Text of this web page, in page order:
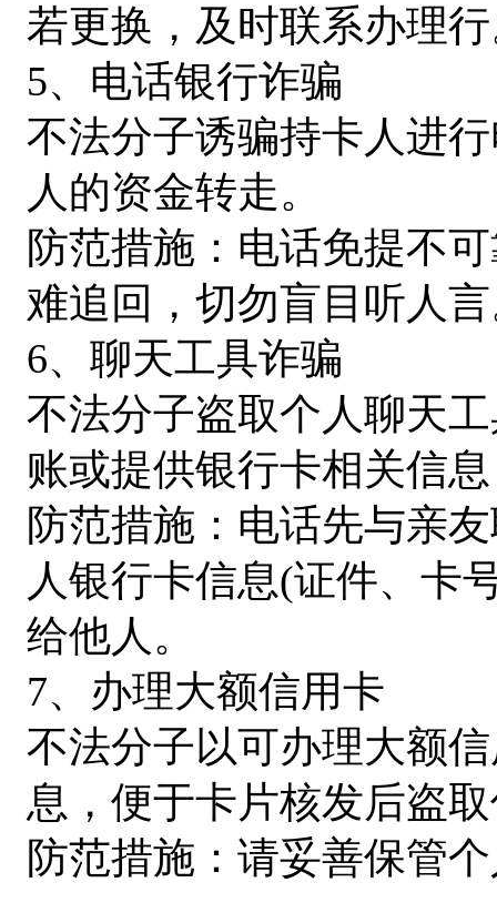
若更换，及时联系办理
5、电话银行诈骗
不法分子诱骗持卡人进
人的资金转走。
防范措施：电话免提不
难追回，切勿盲目听人
6、聊天工具诈骗
不法分子盗取个人聊天
账或提供银行卡相关信
防范措施：电话先与亲
人银行卡信息(证件、卡
给他人。
7、办理大额信用卡
不法分子以可办理大额
息，便于卡片核发后盗
防范措施：请妥善保管